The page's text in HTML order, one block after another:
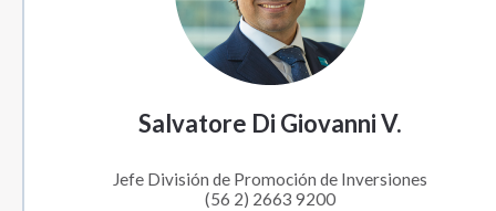
Salvatore Di Giovanni V.
Jefe División de Promoción de Inversiones
(56 2) 2663 9200